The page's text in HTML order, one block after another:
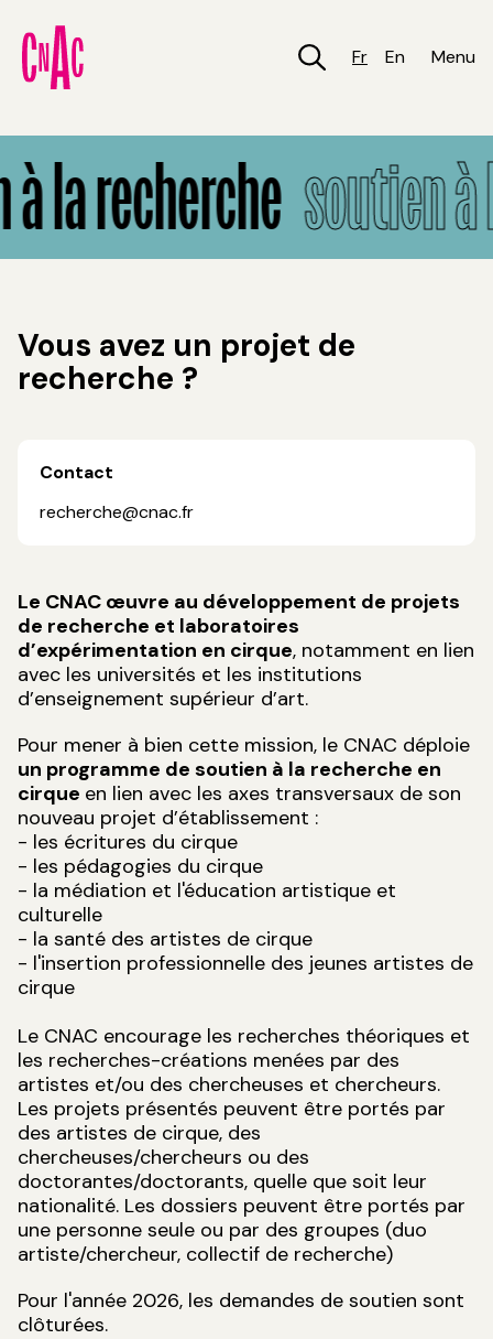
contenu
principal
Fr En Menu
recherche soutien à
Vous avez un projet de
recherche ?
Contact
recherche@cnac.fr
Le CNAC œuvre au développement de projets
de recherche et laboratoires
d’expérimentation en cirque, notamment en lien
avec les universités et les institutions
d’enseignement supérieur d’art.
Pour mener à bien cette mission, le CNAC déploie
un programme de soutien à la recherche en
cirque en lien avec les axes transversaux de son
nouveau projet d’établissement :
- les écritures du cirque
- les pédagogies du cirque
- la médiation et l'éducation artistique et
culturelle
- la santé des artistes de cirque
- l'insertion professionnelle des jeunes artistes de
cirque
Le CNAC encourage les recherches théoriques et
les recherches-créations menées par des
artistes et/ou des chercheuses et chercheurs.
Les projets présentés peuvent être portés par
des artistes de cirque, des
chercheuses/chercheurs ou des
doctorantes/doctorants, quelle que soit leur
nationalité. Les dossiers peuvent être portés par
une personne seule ou par des groupes (duo
artiste/chercheur, collectif de recherche)
Pour l'année 2026, les demandes de soutien sont
clôturées.